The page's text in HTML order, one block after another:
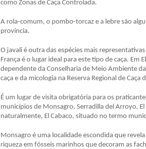
como Zonas de Caça Controlada.
A rola-comum, o pombo-torcaz e a lebre são
província.
O javali é outra das espécies mais
França é o lugar ideal para este tipo de caça. Em
dependente da Conselharia de Meio Ambiente
caça e da micologia na Reserva Regional de Caça
É um lugar de visita obrigatória para os
municípios de Monsagro, Serradilla del Arroyo,
naturalmente, El Cabaco, situado no termo
Monsagro é uma localidade escondida que
riqueza em fósseis marinhos que decoram as